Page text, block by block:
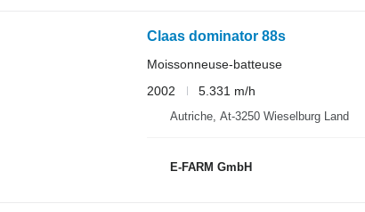
Claas dominator 88s
Moissonneuse-batteuse
2002
5.331 m/h
Autriche, At-3250 Wieselburg Land
E-FARM GmbH